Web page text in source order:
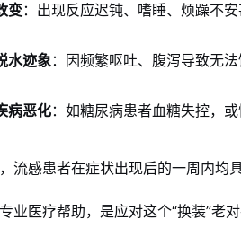
变：出现反应迟钝、嗜睡、烦躁不安
水迹象：因频繁呕吐、腹泻导致无法
病恶化：如糖尿病患者血糖失控，
流感患者在症状出现后的一周内均
业医疗帮助，是应对这个“换装”老对